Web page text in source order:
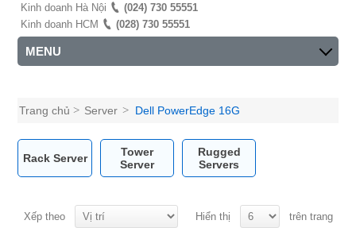
Kinh doanh Hà Nội
(024) 730 55551
Kinh doanh HCM
(028) 730 55551
MENU
Trang chủ > Server > Dell PowerEdge 16G
Rack Server
Tower
Server
Rugged
Servers
Xếp theo Hiển thị trên trang